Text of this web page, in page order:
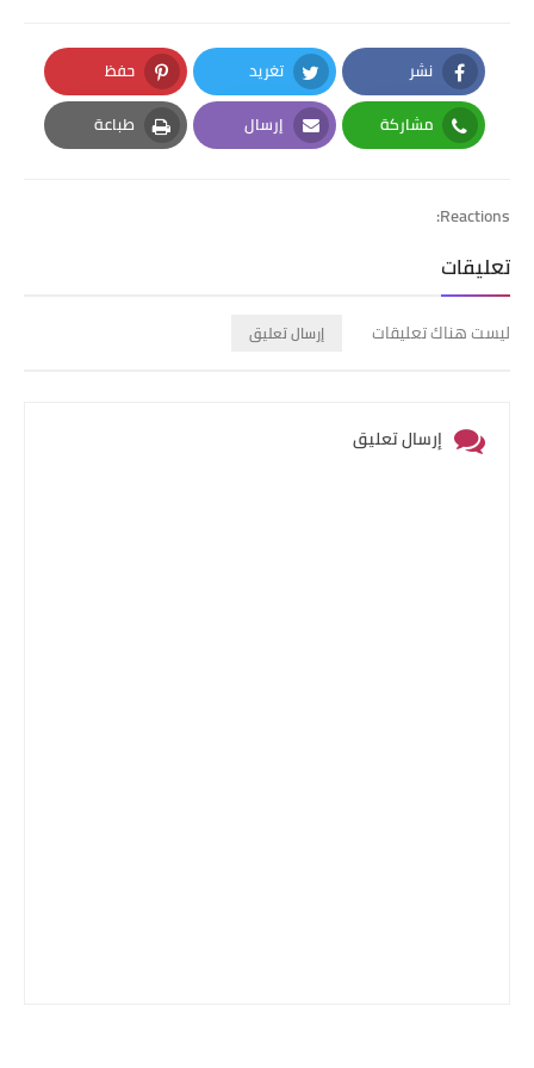
نشر
Facebook
تغريد
Twitter
حفظ
Pinterest
مشاركة
Whatsapp
إرسال
Email
طباعة
Print
Reactions:
تعليقات
ليست هناك تعليقات إرسال تعليق
إرسال تعليق